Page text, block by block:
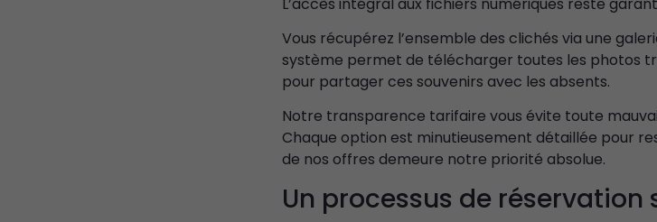
Vous récupérez l’ensemble des clichés via une
système permet de télécharger toutes les photos
pour partager ces souvenirs avec les absents.
Notre transparence tarifaire vous évite toute
Chaque option est minutieusement détaillée pour
de nos offres demeure notre priorité absolue.
Un processus de
du